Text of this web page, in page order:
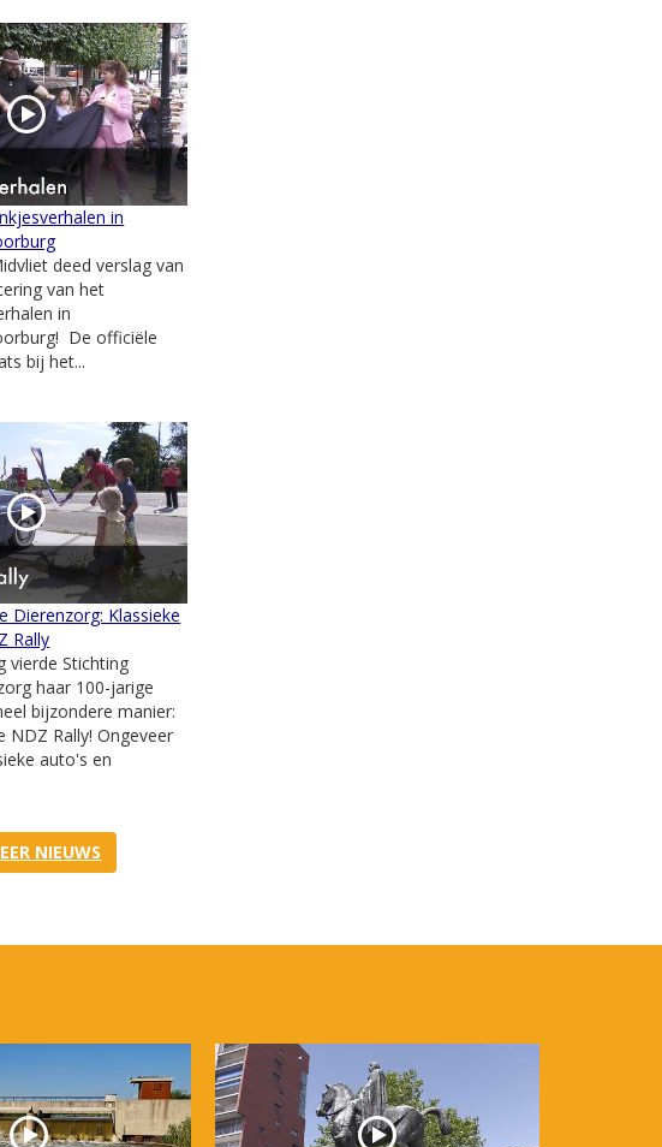
in
deed verslag van
van het
in
De officiële
bij het...
Dierenzorg: Klassieke
Rally
vierde Stichting
haar 100-jarige
bijzondere manier:
NDZ Rally! Ongeveer
auto's en
NIEUWS